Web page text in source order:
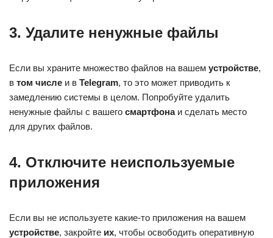
3. Удалите ненужные файлы
Если вы храните множество файлов на вашем устройстве,
в том числе и в Telegram, то это может приводить к
замедлению системы в целом. Попробуйте удалить
ненужные файлы с вашего смартфонаи сделать место
для других файлов.
4. Отключите неиспользуемые
приложения
Если вы не используете какие-то приложения на вашем
устройстве, закройте их, чтобы освободить оперативную